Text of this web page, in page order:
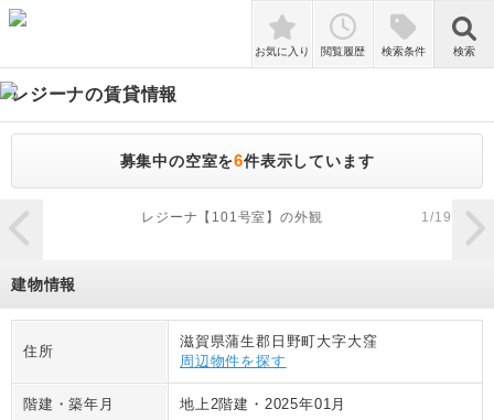
検索
お気に入り 閲覧履歴 検索条件 検索
レジーナの賃貸情報
募集中の空室を6件表示しています
zoom_in
レジーナ【101号室】の外観 1/19
建物情報
住所
滋賀県蒲生郡日野町大字大窪
周辺物件を探す
階建・築年月 地上2階建 ・ 2025年01月